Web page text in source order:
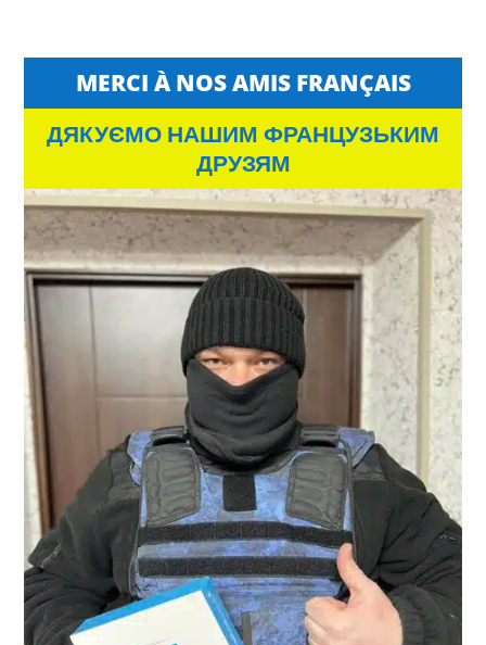
MERCI À NOS AMIS FRANÇAIS
ДЯКУЄМО НАШИМ ФРАНЦУЗЬКИМ
ДРУЗЯМ